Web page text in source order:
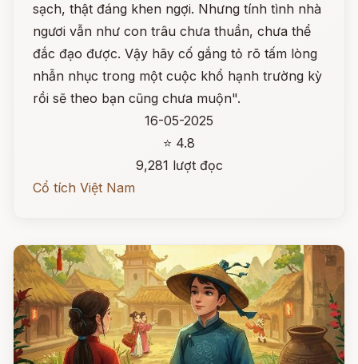
sạch, thật đáng khen ngợi. Nhưng tính tình nhà
ngươi vẫn như con trâu chưa thuần, chưa thể
đắc đạo được. Vậy hãy cố gắng tỏ rõ tấm lòng
nhẫn nhục trong một cuộc khổ hạnh trường kỳ
rồi sẽ theo bạn cũng chưa muộn".
16-05-2025
⭐ 4.8
9,281 lượt đọc
Cổ tích Việt Nam